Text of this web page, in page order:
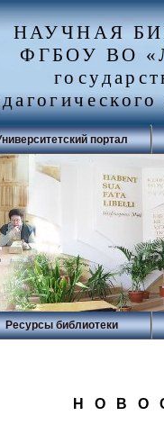
НАУЧНАЯ
ФГБОУ ВО
портал
Ресурсы библиотеки
Н О В О